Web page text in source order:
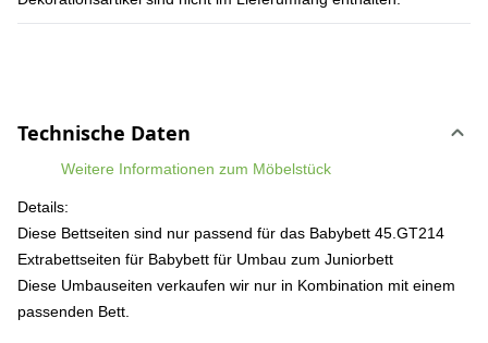
Technische Daten
Weitere Informationen zum Möbelstück
Details:
Diese Bettseiten sind nur passend für das Babybett 45.GT214
Extrabettseiten für Babybett für Umbau zum Juniorbett
Diese Umbauseiten verkaufen wir nur in Kombination mit einem
passenden Bett.